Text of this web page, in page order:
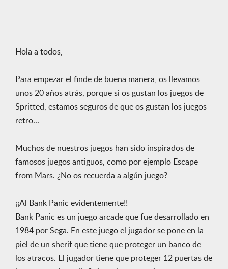
Hola a todos,
Para empezar el finde de buena manera, os llevamos
unos 20 años atrás, porque si os gustan los juegos de
Spritted, estamos seguros de que os gustan los juegos
retro...
Muchos de nuestros juegos han sido inspirados de
famosos juegos antiguos, como por ejemplo Escape
from Mars. ¿No os recuerda a algún juego?
¡¡Al Bank Panic evidentemente!!
Bank Panic es un juego arcade que fue desarrollado en
1984 por Sega. En este juego el jugador se pone en la
piel de un sherif que tiene que proteger un banco de
los atracos. El jugador tiene que proteger 12 puertas de